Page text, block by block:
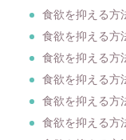
食欲を抑える方
食欲を抑える方
食欲を抑える方
食欲を抑える方
食欲を抑える方
食欲を抑える方